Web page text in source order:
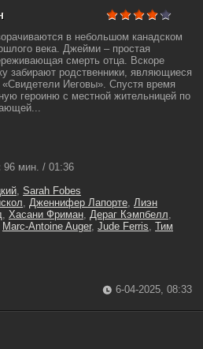
в небольшом канадском
века. Джейми – простая
смерть отца. Вскоре
забирают родственники, являющиеся
Иеговы». Спустя время
героиню с местной жительницей по
96 мин. / 01:36
, Sarah Fobes
, Дженнифер Лапорте, Лиэн
, Хасани Фриман, Дераг Кэмпбелл,
Marc-Antoine Auger, Jude Ferris, Тим
6-04-2025, 08:33